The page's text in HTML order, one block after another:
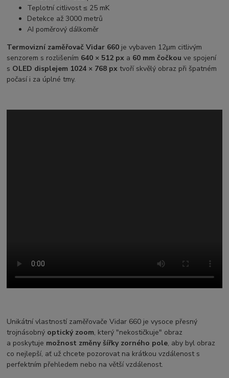
Teplotní citlivost ≤ 25 mK
Detekce až 3000 metrů
AI poměrový dálkoměr
Termovizní zaměřovač Vidar 660 je vybaven 12μm citlivým
senzorem s rozlišením 640 × 512 px a 60 mm čočkou ve spojení
s OLED displejem 1024 × 768 px tvoří skvělý obraz při špatném
počasí i za úplné tmy.
Unikátní vlastností zaměřovače Vidar 660 je vysoce přesný
trojnásobný optický zoom, který "nekostičkuje" obraz
a poskytuje možnost změny šířky zorného pole, aby byl obraz
co nejlepší, ať už chcete pozorovat na krátkou vzdálenost s
perfektním přehledem nebo na větší vzdálenost.